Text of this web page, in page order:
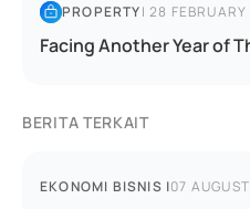
PROPERTY|28
Facing Another Year of
BERITA TERKAIT
EKONOMI BISNIS |07